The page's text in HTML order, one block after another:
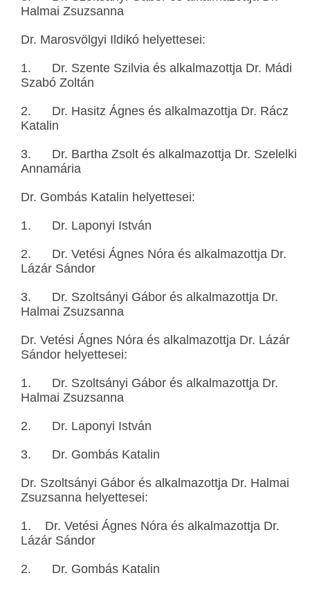
Halmai Zsuzsanna
Dr. Marosvölgyi Ildikó helyettesei:
1. Dr. Szente Szilvia és alkalmazottja Dr. Mádi
Szabó Zoltán
2. Dr. Hasitz Ágnes és alkalmazottja Dr. Rácz
Katalin
3. Dr. Bartha Zsolt és alkalmazottja Dr. Szelelki
Annamária
Dr. Gombás Katalin helyettesei:
1. Dr. Laponyi István
2. Dr. Vetési Ágnes Nóra és alkalmazottja Dr.
Lázár Sándor
3. Dr. Szoltsányi Gábor és alkalmazottja Dr.
Halmai Zsuzsanna
Dr. Vetési Ágnes Nóra és alkalmazottja Dr. Lázár
Sándor helyettesei:
1. Dr. Szoltsányi Gábor és alkalmazottja Dr.
Halmai Zsuzsanna
2. Dr. Laponyi István
3. Dr. Gombás Katalin
Dr. Szoltsányi Gábor és alkalmazottja Dr. Halmai
Zsuzsanna helyettesei:
1. Dr. Vetési Ágnes Nóra és alkalmazottja Dr.
Lázár Sándor
2. Dr. Gombás Katalin